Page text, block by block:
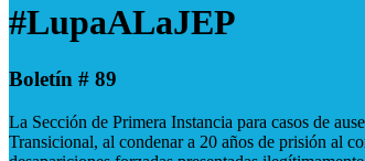
#LupaALaJEP
Boletín # 89
La Sección de Primera Instancia para casos de
Transicional, al condenar a 20 años de prisión al